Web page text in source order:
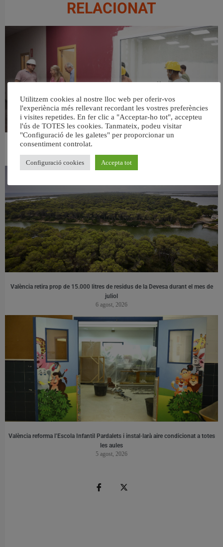
RELACIONAT
València ultima el nou centre per a persones majors del barri de Sant Antoni
6 agost, 2026
València retira prop de 15.000 litres de residus de la Devesa durant el mes de
juliol
6 agost, 2026
València reforma l’Escola Infantil Pardalets i instal·larà aire condicionat a totes
les aules
5 agost, 2026
Utilitzem cookies al nostre lloc web per oferir-vos
l'experiència més rellevant recordant les vostres preferències
i visites repetides. En fer clic a "Acceptar-ho tot", accepteu
l'ús de TOTES les cookies. Tanmateix, podeu visitar
"Configuració de les galetes" per proporcionar un
consentiment controlat.
Configuració cookies Accepta tot